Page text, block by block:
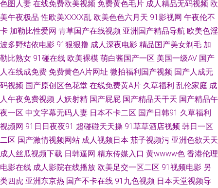
三级国产精品亚洲 97精频 久久视5 亚洲精品一 国产a精品 情侣做性视频在线
91欧美亚洲国 青青乐园国 免费观看电影网 超碰在线草久97 欧美日韩一区二
区 真实14初次破初视频 精品不卡在线观看 亚洲第一天堂 国产91丝袜 青草视
频在线17 18块黄色大全 后入大屁股 丝袜性爱 美羞羞成人 韩国一级黄色片
80s手机电影网站 免费 欧美va香蕉在线 夜间福利在线观看 男人资源网 日韩
影院 午夜时刻免费入口 成人午夜小视频免费 日本日韩国产在线观看 91黑丝
视频 精品免费国产福利片 无限国产资源在线观看 电影在线播放免费 欧洲精
色图人妻 在线免费欧美视频 免费黄色毛片 成人精品无码视频 欧
美午夜极品 性欧美ⅩⅩⅩⅩ乱 欧美色色六月天 91影视网 午夜伦不
卡 加勒比性爱网 青草国产在线视频 亚洲国产精品导航 欧美色淫
波多野结依电影 91狠狠撸 成人深夜电影 精品国产美女剃毛 加
勒比熟女 91碰在线 欧美裸模 萌白酱国产一区 美国一级AV 国产
人在线成免费 免费黄色A片网址 微拍福利国产视频 国产人成无
码视频 国产原创区色花堂 在线免费黄A片 久草福利 乱伦家庭 成
人午夜免费视频 人妖射精 国产屁屁 国产精品天干天 国产精品午
夜一区 中文字幕无码人妻 日本不卡二区 国产日韩91 久草福利
视频网 91日日夜夜91 超碰碰天天操 91草草酒店视频 韩日一区
二区 国产激情视频网站 成人视频日本 茄子视频污 亚洲色欲天天
成人丝瓜视频下载 日韩逼网 精东传媒入口 黄wwww色 香港伦理
电影在线 成人影院在线播放 欧美足交一区二区 91视频电影 另
类四虎 亚洲东京热 国产不卡在线 91九色视频 日本天堂视频导